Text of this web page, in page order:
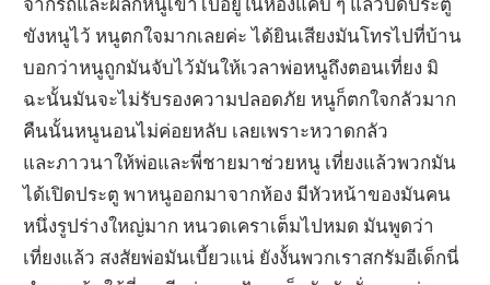
ขังหนูไว้ หนูตกใจมากเลยค่ะ ได้ยินเสียงมันโทรไปที่บ้าน
บอกว่าหนูถูกมันจับไว้มันให้เวลาพ่อหนูถึงตอนเที่ยง มิ
ฉะนั้นมันจะไม่รับรองความปลอดภัย หนูก็ตกใจกลัวมาก
คืนนั้นหนูนอนไม่ค่อยหลับ เลยเพราะหวาดกลัว
และภาวนาให้พ่อและพี่ชายมาช่วยหนู เที่ยงแล้วพวกมัน
ได้เปิดประตู พาหนูออกมาจากห้อง มีหัวหน้าของมันคน
หนึ่งรูปร่างใหญ่มาก หนวดเคราเต็มไปหมด มันพูดว่า
เที่ยงแล้ว สงสัยพ่อมันเบี้ยวแน่ ยังงั้นพวกเราสกรัมอีเด็กนี่